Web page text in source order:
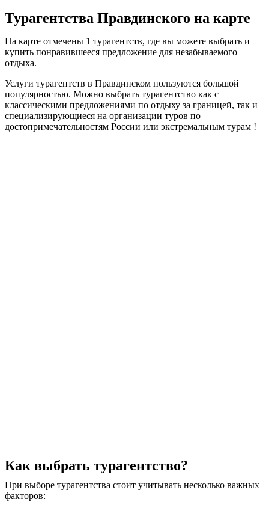
Турагентства Правдинского на карте
На карте отмечены 1 турагентств, где вы можете выбрать и
купить понравившееся предложение для незабываемого
отдыха.
Услуги турагентств в Правдинском пользуются большой
популярностью. Можно выбрать турагентство как с
классическими предложениями по отдыху за границей, так и
специализирующиеся на организации туров по
достопримечательностям России или экстремальным турам !
Как выбрать турагентство?
При выборе турагентства стоит учитывать несколько важных
факторов: